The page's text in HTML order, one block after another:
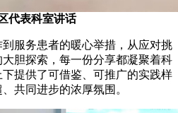
代表科室讲话
务患者的暖心举措，从应对挑
胆探索，每一份分享都凝聚着科
提供了可借鉴、可推广的实践样
共同进步的浓厚氛围。